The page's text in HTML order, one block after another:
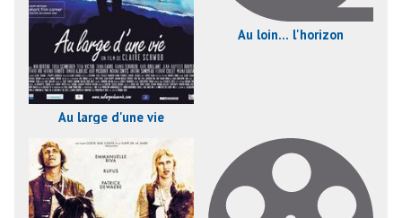
Au large d'une vie
Au loin... l'horizon